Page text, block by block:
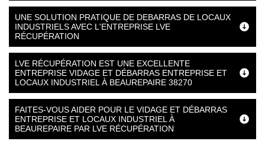
UNE SOLUTION PRATIQUE DE DEBARRAS DE LOCAUX
INDUSTRIELS AVEC L'ENTREPRISE LVE
RÉCUPÉRATION
LVE RÉCUPÉRATION EST UNE EXCELLENTE
ENTREPRISE VIDAGE ET DÉBARRAS ENTREPRISE ET
LOCAUX INDUSTRIEL À BEAUREPAIRE 38270
FAITES-VOUS AIDER POUR LE VIDAGE ET DÉBARRAS
ENTREPRISE ET LOCAUX INDUSTRIEL À
BEAUREPAIRE PAR LVE RÉCUPÉRATION